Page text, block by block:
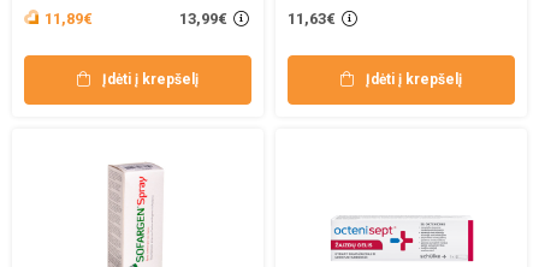
11,89€ 13,99€
Įdėti į krepšelį
11,63€
Įdėti į krepšelį